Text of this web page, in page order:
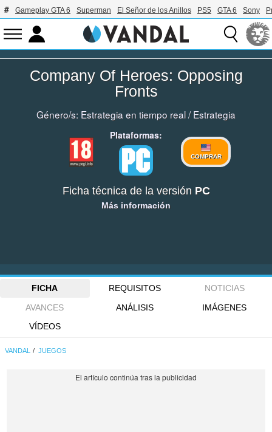
Gameplay GTA 6 Superman El Señor de los Anillos PS5 GTA 6 Sony
Company Of Heroes: Opposing
Fronts
Género/s: Estrategia en tiempo real/Estrategia
Plataformas:
COMPRAR
Ficha técnica de la versión PC
Más información
FICHA REQUISITOS
NOTICIAS
AVANCES
ANÁLISIS
IMÁGENES
VÍDEOS
VANDAL JUEGOS